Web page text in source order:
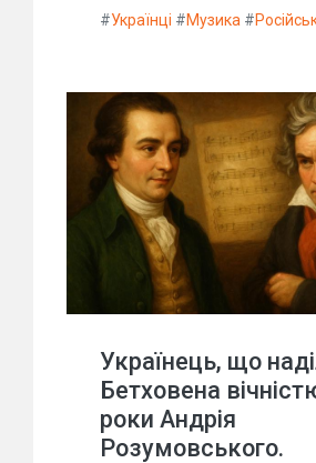
#Українці #Музика #
Українець, що
Бетховена
роки Андрія
Розумовського.